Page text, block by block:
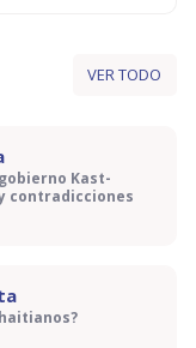
VER TODO
Kast-
contradicciones